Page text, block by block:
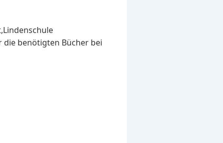
die benötigten Bücher bei